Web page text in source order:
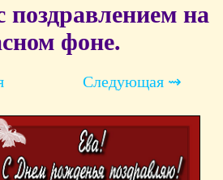
на
фоне.
Следующая ⇝